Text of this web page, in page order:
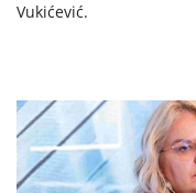
Vukićević.